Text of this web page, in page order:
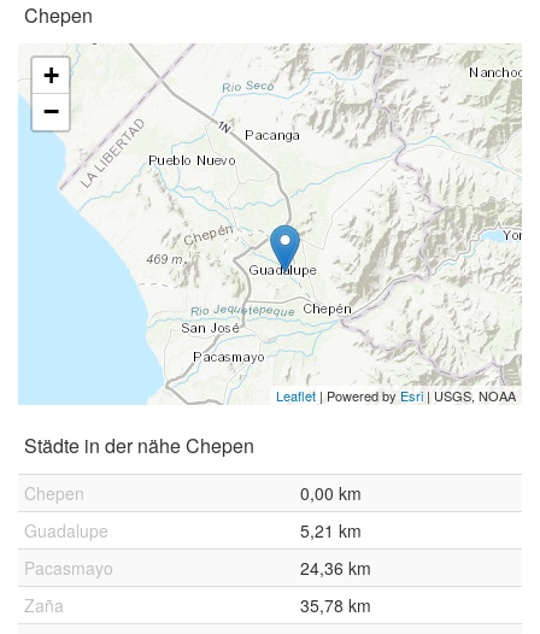
Chepen
+
−
Leaflet | Powered by Esri | USGS, NOAA
Städte in der nähe Chepen
Chepen
0,00 km
Guadalupe
5,21 km
Pacasmayo
24,36 km
Zaña
35,78 km